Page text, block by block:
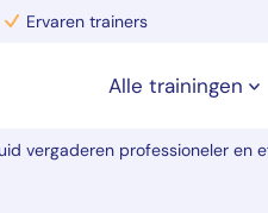
Ervaren trainers
Alle trainingen
vergaderen professioneler en